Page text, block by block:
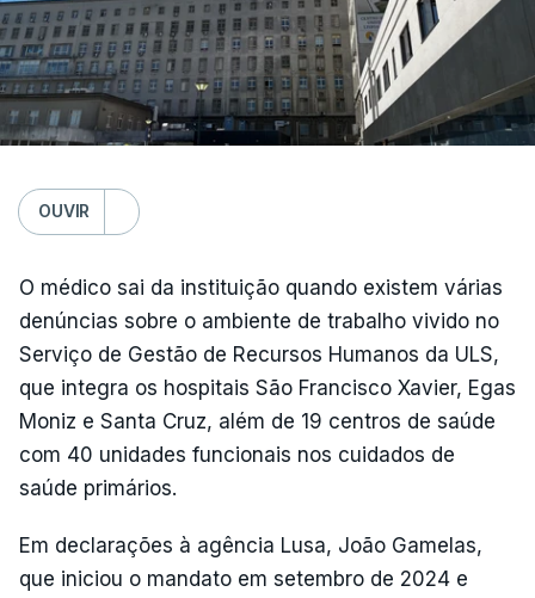
OUVIR
O médico sai da instituição quando existem várias
denúncias sobre o ambiente de trabalho vivido no
Serviço de Gestão de Recursos Humanos da ULS,
que integra os hospitais São Francisco Xavier, Egas
Moniz e Santa Cruz, além de 19 centros de saúde
com 40 unidades funcionais nos cuidados de
saúde primários.
Em declarações à agência Lusa, João Gamelas,
que iniciou o mandato em setembro de 2024 e